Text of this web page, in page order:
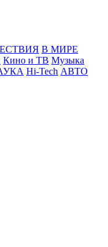
В МИРЕ
Кино и ТВ Музыка
Hi-Tech АВТО